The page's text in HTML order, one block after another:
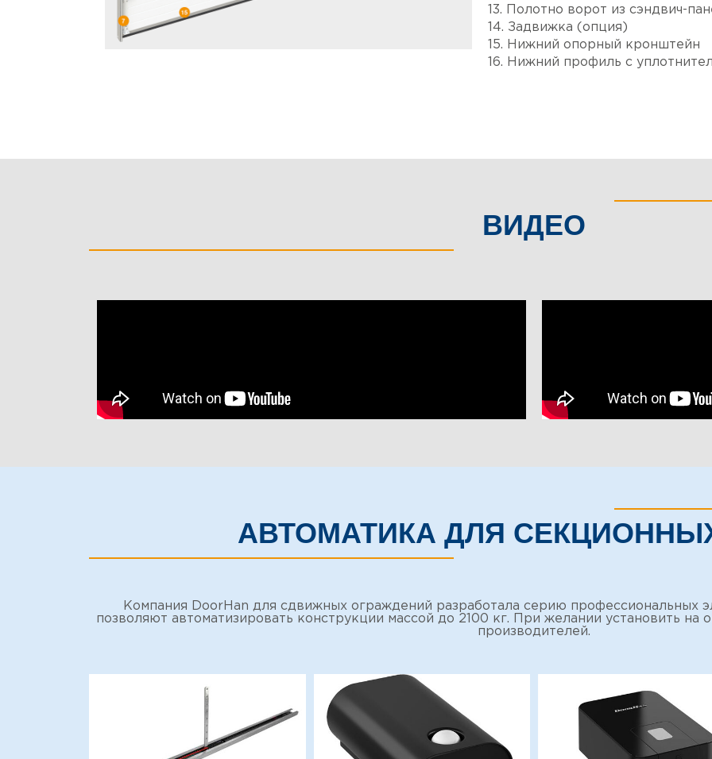
13. Полотно ворот из сэндвич-
14. Задвижка (опция)
15. Нижний опорный кронштейн
16. Нижний профиль с
ВИДЕО
АВТОМАТИКА ДЛЯ
Компания DoorHan для сдвижных ограждений разработала серию профессиональных
позволяют автоматизировать конструкции массой до 2100 кг. При желании установить на
производителей.